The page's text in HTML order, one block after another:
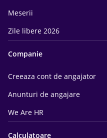
Meserii
Zile libere 2026
Companie
Creeaza cont de angajator
Anunturi de angajare
We Are HR
Calculatoare